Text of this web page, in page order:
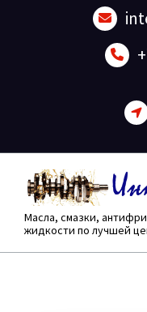
Масла, смазки,
жидкости по лучшей